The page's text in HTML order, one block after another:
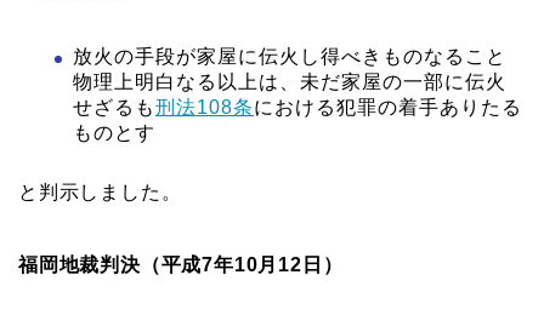
放火の手段が家屋に伝火し得べきものなること
物理上明白なる以上は、未だ家屋の一部に伝火
せざるも刑法108条における犯罪の着手ありたる
ものとす
と判示しました。
福岡地裁判決（平成7年10月12日）